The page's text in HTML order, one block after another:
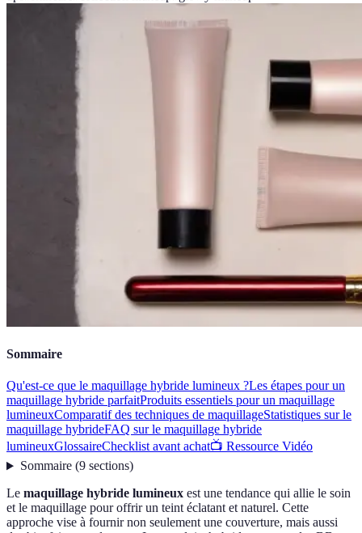
Sommaire
Qu'est-ce que le maquillage hybride lumineux ?Les étapes pour un
maquillage hybride parfaitProduits essentiels pour un maquillage
lumineuxComparatif des techniques de maquillageStatistiques sur le
maquillage hybrideFAQ sur le maquillage hybride
lumineuxGlossaireChecklist avant achat📺 Ressource Vidéo
Sommaire(9 sections)
Le maquillage hybride lumineux est une tendance qui allie le soin
et le maquillage pour offrir un teint éclatant et naturel. Cette
approche vise à fournir non seulement une couverture, mais aussi